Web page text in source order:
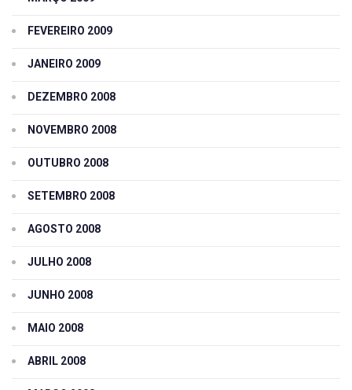
FEVEREIRO 2009
JANEIRO 2009
DEZEMBRO 2008
NOVEMBRO 2008
OUTUBRO 2008
SETEMBRO 2008
AGOSTO 2008
JULHO 2008
JUNHO 2008
MAIO 2008
ABRIL 2008